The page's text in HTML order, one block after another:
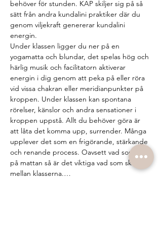
behöver för stunden. KAP skiljer sig på så
sätt från andra kundalini praktiker där du
genom viljekraft genererar kundalini
energin.
Under klassen ligger du ner på en
yogamatta och blundar, det spelas hög och
härlig musik och facilitatorn aktiverar
energin i dig genom att peka på eller röra
vid vissa chakran eller meridianpunkter på
kroppen. Under klassen kan spontana
rörelser, känslor och andra sensationer i
kroppen uppstå. Allt du behöver göra är
att låta det komma upp, surrender. Många
upplever det som en frigörande, stärkande
och renande process. Oavsett vad som sker
på mattan så är det viktiga vad som sker
mellan klasserna.…